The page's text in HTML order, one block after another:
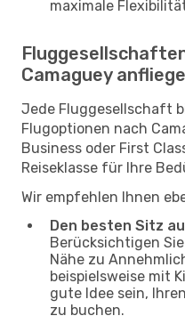
maximale
Camaguey
Jede Fluggesellschaft
Flugoptionen nach
Business oder First
Reiseklasse für Ihre
Wir empfehlen Ihnen
Den besten Sitz
Berücksichtigen
Nähe zu
beispielsweise mit
gute Idee sein,
zu buchen.